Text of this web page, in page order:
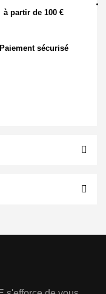
à partir de 100 €
Paiement sécurisé